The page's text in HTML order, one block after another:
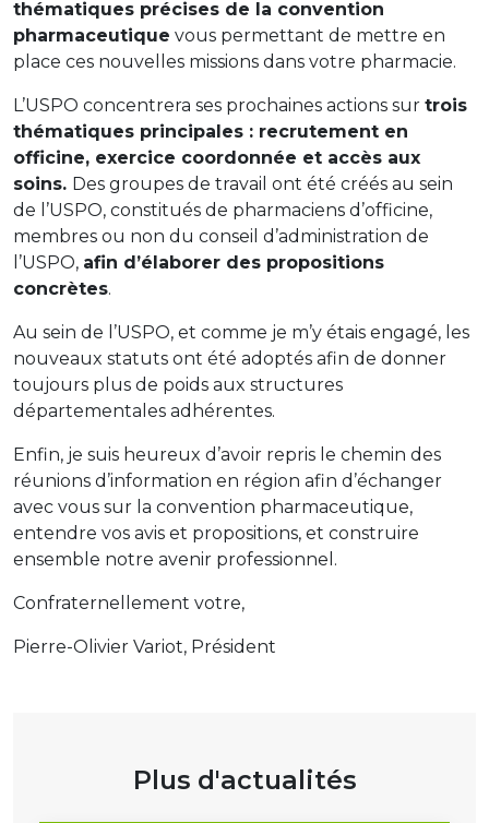
thématiques précises de la convention
pharmaceutique vous permettant de mettre en
place ces nouvelles missions dans votre pharmacie.
L’USPO concentrera ses prochaines actions sur trois
thématiques principales : recrutement en
officine, exercice coordonnée et accès aux
soins. Des groupes de travail ont été créés au sein
de l’USPO, constitués de pharmaciens d’officine,
membres ou non du conseil d’administration de
l’USPO, afin d’élaborer des propositions
concrètes.
Au sein de l’USPO, et comme je m’y étais engagé, les
nouveaux statuts ont été adoptés afin de donner
toujours plus de poids aux structures
départementales adhérentes.
Enfin, je suis heureux d’avoir repris le chemin des
réunions d’information en région afin d’échanger
avec vous sur la convention pharmaceutique,
entendre vos avis et propositions, et construire
ensemble notre avenir professionnel.
Confraternellement votre,
Pierre-Olivier Variot, Président
Plus d'actualités